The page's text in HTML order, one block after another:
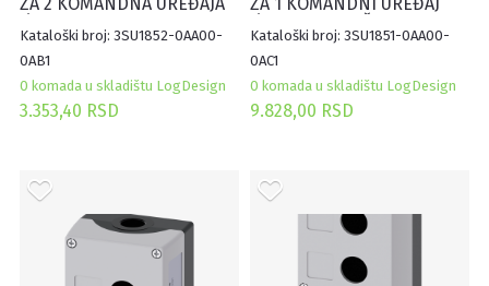
ZA OZNAKE
Kataloški broj: 3SU1852-0AA00-
0AB1
0 komada u skladištu LogDesign
3.353,40 RSD
Kataloški broj: 3SU1851-0AA00-
0AC1
0 komada u skladištu LogDesign
9.828,00 RSD